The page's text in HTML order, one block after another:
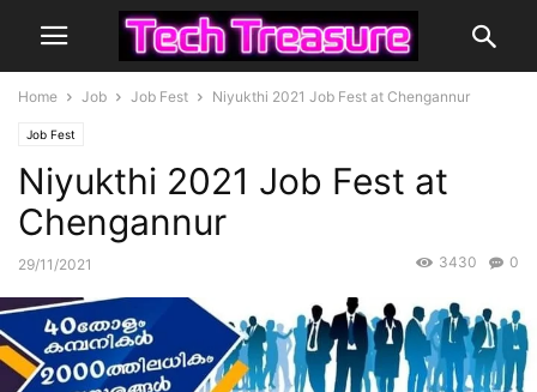
Home Job Job Fest Niyukthi 2021 Job Fest at Chengannur
Job Fest
Niyukthi 2021 Job Fest at
Chengannur
29/11/2021 0
3430